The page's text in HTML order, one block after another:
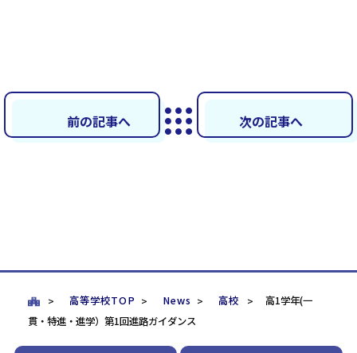
前の記事へ 次の記事へ
高等学校TOP News 高校
高1学年(一
貫・特進・進学）第1回進路ガイダンス